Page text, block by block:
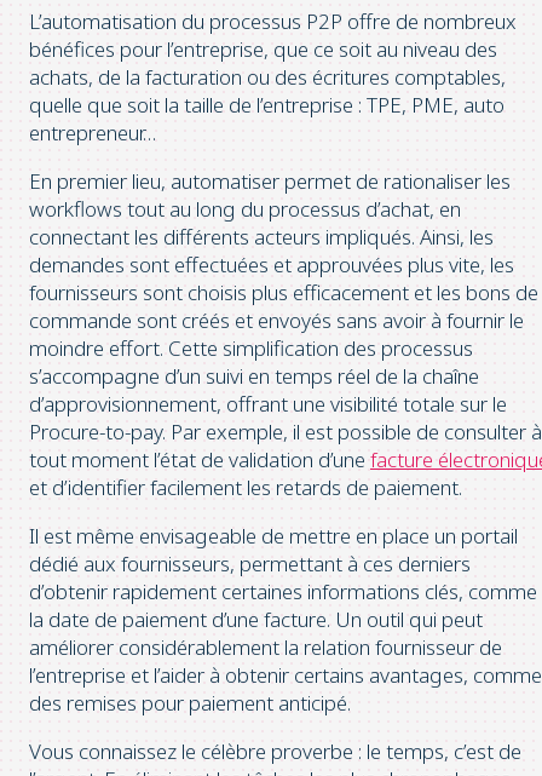
L’automatisation du processus P2P offre de nombreux
bénéfices pour l’entreprise, que ce soit au niveau des
achats, de la facturation ou des écritures comptables,
quelle que soit la taille de l’entreprise : TPE, PME, auto
entrepreneur…
En premier lieu, automatiser permet de rationaliser les
workflows tout au long du processus d’achat, en
connectant les différents acteurs impliqués. Ainsi, les
demandes sont effectuées et approuvées plus vite, les
fournisseurs sont choisis plus efficacement et les bons de
commande sont créés et envoyés sans avoir à fournir le
moindre effort. Cette simplification des processus
s’accompagne d’un suivi en temps réel de la chaîne
d’approvisionnement, offrant une visibilité totale sur le
Procure-to-pay. Par exemple, il est possible de consulter à
tout moment l’état de validation d’une facture
et d’identifier facilement les retards de paiement.
Il est même envisageable de mettre en place un portail
dédié aux fournisseurs, permettant à ces derniers
d’obtenir rapidement certaines informations clés, comme
la date de paiement d’une facture. Un outil qui peut
améliorer considérablement la relation fournisseur de
l’entreprise et l’aider à obtenir certains avantages, comme
des remises pour paiement anticipé.
Vous connaissez le célèbre proverbe : le temps, c’est de